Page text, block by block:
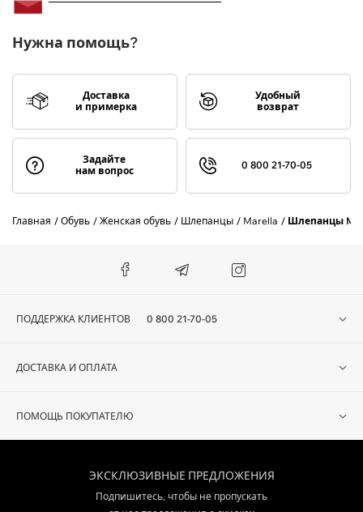
Нужна помощь?
Доставка
и примерка
Удобный
возврат
Задайте
нам вопрос
0 800 21-70-05
Главная Обувь Женская обувь Шлепанцы Marella Шлепанцы
ПОДДЕРЖКА КЛИЕНТОВ 0 800 21-70-05
ДОСТАВКА И ОПЛАТА
ПОМОЩЬ ПОКУПАТЕЛЮ
ЭКСКЛЮЗИВНЫЕ ПРЕДЛОЖЕНИЯ
Подпишитесь, чтобы не пропускать